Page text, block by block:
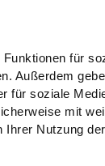
für
Außerdem
für soziale
mit
Ihrer Nutzung